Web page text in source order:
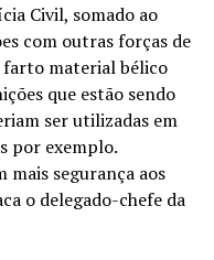
Civil, somado ao
com outras forças de
farto material bélico
que estão sendo
ser utilizadas em
por exemplo.
mais segurança aos
o delegado-chefe da